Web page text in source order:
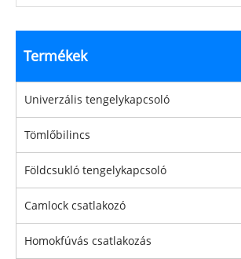
Termékek
Univerzális tengelykapcsoló
Tömlőbilincs
Földcsukló tengelykapcsoló
Camlock csatlakozó
Homokfúvás csatlakozás